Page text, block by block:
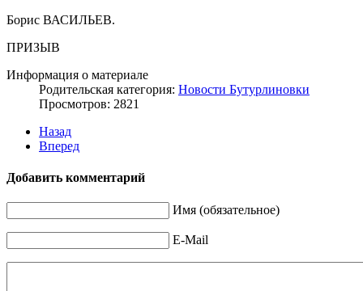
Борис ВАСИЛЬЕВ.
ПРИЗЫВ
Информация о материале
Родительская категория: Новости Бутурлиновки
Просмотров: 2821
Назад
Вперед
Добавить комментарий
Имя (обязательное)
E-Mail